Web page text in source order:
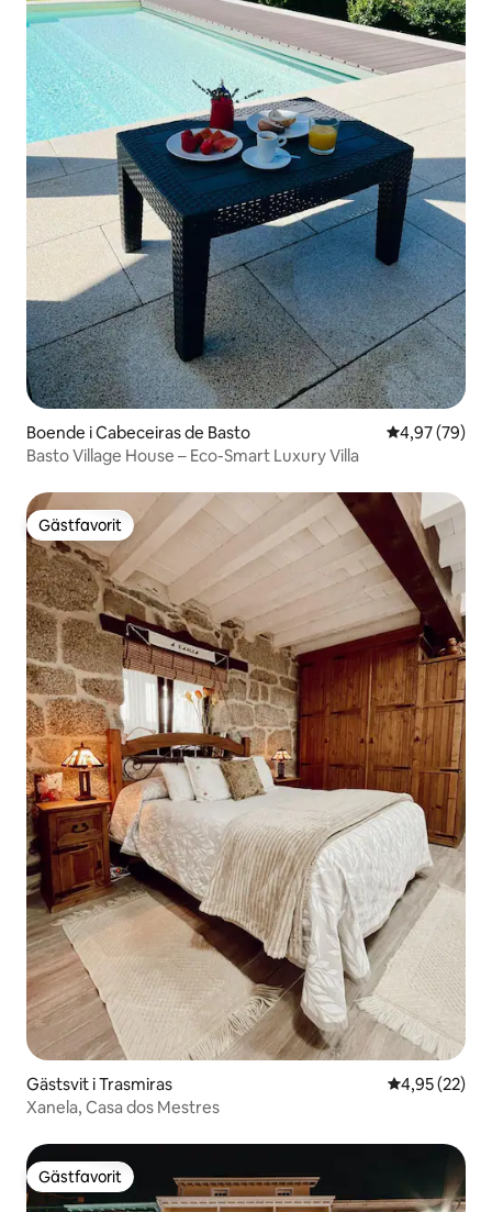
Boende i Cabeceiras de Basto 4,97 av 5 i
4,97 (79)
Basto Village House – Eco-Smart Luxury Villa
Gästfavorit
Gästfavorit
Gästsvit i Trasmiras 4,95 av 5 i
4,95 (22)
Xanela, Casa dos Mestres
Gästfavorit
Gästfavorit